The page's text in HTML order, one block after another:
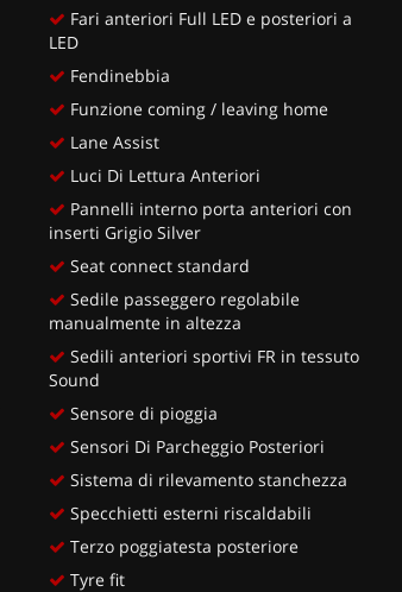
Fari anteriori Full LED e posteriori a
LED
Fendinebbia
Funzione coming / leaving home
Lane Assist
Luci Di Lettura Anteriori
Pannelli interno porta anteriori con
inserti Grigio Silver
Seat connect standard
Sedile passeggero regolabile
manualmente in altezza
Sedili anteriori sportivi FR in tessuto
Sound
Sensore di pioggia
Sensori Di Parcheggio Posteriori
Sistema di rilevamento stanchezza
Specchietti esterni riscaldabili
Terzo poggiatesta posteriore
Tyre fit